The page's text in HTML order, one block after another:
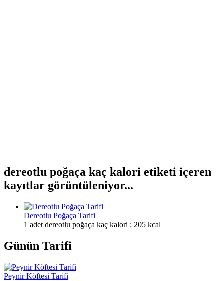
dereotlu poğaça kaç kalori etiketi içeren
kayıtlar görüntüleniyor...
Dereotlu Poğaça Tarifi
1 adet dereotlu poğaça kaç kalori : 205 kcal
Günün Tarifi
Peynir Köftesi Tarifi